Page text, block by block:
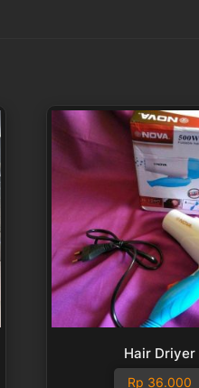
Hair Driyer
Rp 36.000